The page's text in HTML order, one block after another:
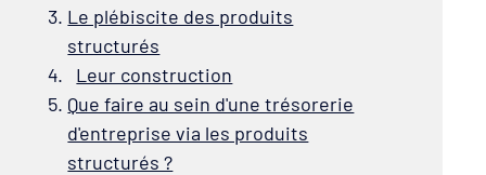
Le plébiscite des produits
structurés
Leur construction
Que faire au sein d'une trésorerie
d'entreprise via les produits
structurés ?